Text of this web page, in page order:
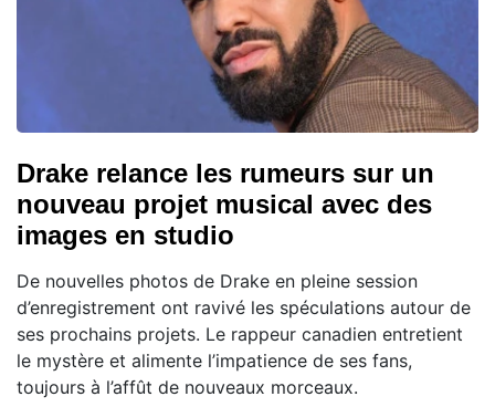
Drake relance les rumeurs sur un
nouveau projet musical avec des
images en studio
De nouvelles photos de Drake en pleine session
d’enregistrement ont ravivé les spéculations autour de
ses prochains projets. Le rappeur canadien entretient
le mystère et alimente l’impatience de ses fans,
toujours à l’affût de nouveaux morceaux.